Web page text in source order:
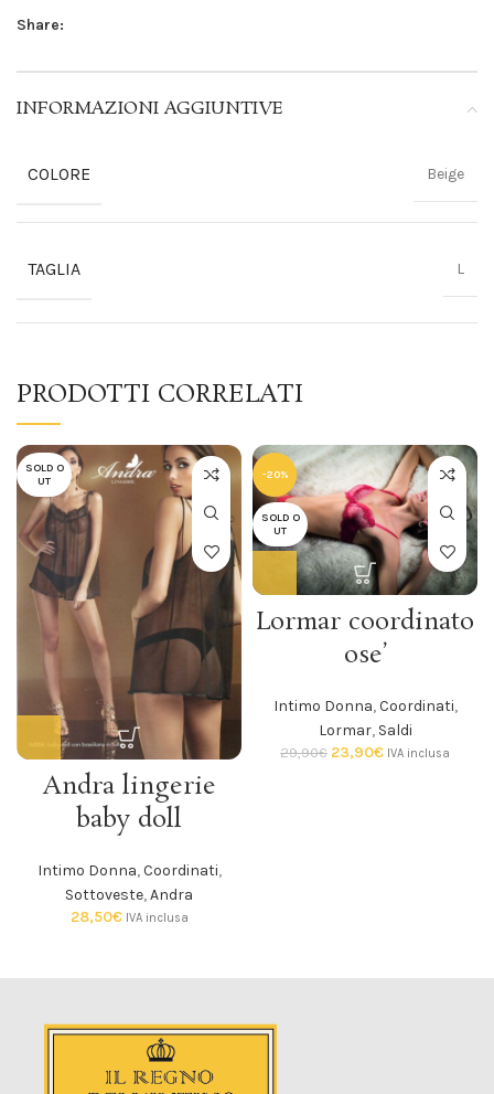
Share:
INFORMAZIONI AGGIUNTIVE
COLORE Beige
TAGLIA L
PRODOTTI CORRELATI
SOLD O
UT
Andra lingerie
baby doll
Intimo Donna,Coordinati,
Sottoveste,Andra
28,50€ IVA inclusa
-20%
SOLD O
UT
Lormar coordinato
ose’
Intimo Donna,Coordinati,
Lormar, Saldi
29,90€ 23,90€ IVA inclusa